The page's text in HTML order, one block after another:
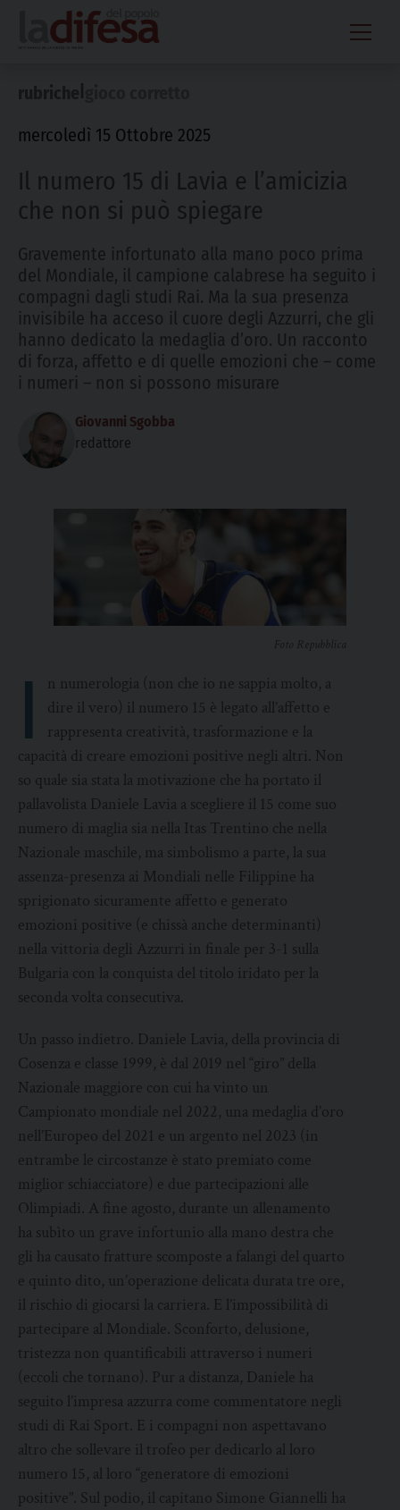
content
mercoledì 15 Ottobre 2025
Il numero 15 di Lavia e l’amicizia
che non si può spiegare
Gravemente infortunato alla mano poco prima
del Mondiale, il campione calabrese ha seguito i
compagni dagli studi Rai. Ma la sua presenza
invisibile ha acceso il cuore degli Azzurri, che gli
hanno dedicato la medaglia d’oro. Un racconto
di forza, affetto e di quelle emozioni che – come
i numeri – non si possono misurare
Giovanni Sgobba
redattore
Foto Repubblica
I
n numerologia (non che io ne sappia molto, a
dire il vero) il numero 15 è legato all’affetto e
rappresenta creatività, trasformazione e la
capacità di creare emozioni positive negli altri. Non
so quale sia stata la motivazione che ha portato il
pallavolista Daniele Lavia a scegliere il 15 come suo
numero di maglia sia nella Itas Trentino che nella
Nazionale maschile, ma simbolismo a parte, la sua
assenza-presenza ai Mondiali nelle Filippine ha
sprigionato sicuramente affetto e generato
emozioni positive (e chissà anche determinanti)
nella vittoria degli Azzurri in finale per 3-1 sulla
Bulgaria con la conquista del titolo iridato per la
seconda volta consecutiva.
Un passo indietro. Daniele Lavia, della provincia di
Cosenza e classe 1999, è dal 2019 nel “giro” della
Nazionale maggiore con cui ha vinto un
Campionato mondiale nel 2022, una medaglia d’oro
nell’Europeo del 2021 e un argento nel 2023 (in
entrambe le circostanze è stato premiato come
miglior schiacciatore) e due partecipazioni alle
Olimpiadi. A fine agosto, durante un allenamento
ha subìto un grave infortunio alla mano destra che
gli ha causato fratture scomposte a falangi del quarto
e quinto dito, un’operazione delicata durata tre ore,
il rischio di giocarsi la carriera. E l’impossibilità di
partecipare al Mondiale. Sconforto, delusione,
tristezza non quantificabili attraverso i numeri
(eccoli che tornano). Pur a distanza, Daniele ha
seguito l’impresa azzurra come commentatore negli
studi di Rai Sport. E i compagni non aspettavano
altro che sollevare il trofeo per dedicarlo al loro
numero 15, al loro “generatore di emozioni
positive”. Sul podio, il capitano Simone Giannelli ha